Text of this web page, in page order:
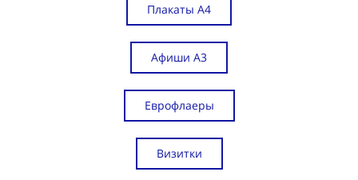
Плакаты А4
Афиши А3
Еврофлаеры
Визитки